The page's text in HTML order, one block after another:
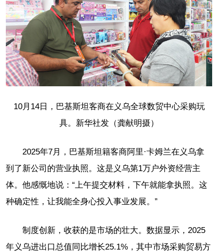
10月14日，巴基斯坦客商在义乌全球数贸中心采购玩
具。新华社发（龚献明摄）
2025年7月，巴基斯坦籍客商阿里·卡姆兰在义乌拿
到了新公司的营业执照。这是义乌第1万户外资经营主
体。他感慨地说：“上午提交材料，下午就能拿执照。这
种确定性，让我能全身心投入事业发展。”
制度创新，收获的是市场的壮大。数据显示，2025
年义乌进出口总值同比增长25.1%，其中市场采购贸易方